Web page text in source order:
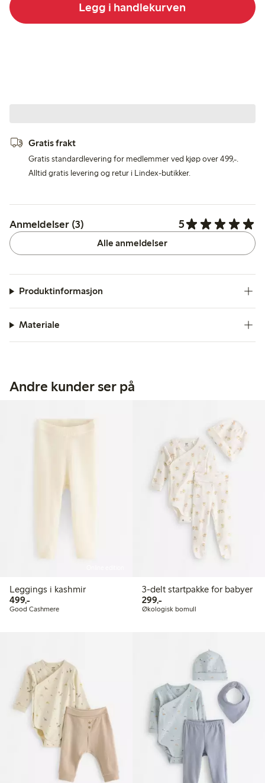
Legg i handlekurven
Gratis frakt
Gratis standardlevering for medlemmer ved kjøp over 499,-.
Alltid gratis levering og retur i Lindex-butikker.
Anmeldelser (3) 5
Alle anmeldelser
Produktinformasjon
Materiale
Andre kunder ser på
Leggings i kashmir
499,-499,00 kr
Good Cashmere
3-delt startpakke for babyer
299,-299,00 kr
Økologisk bomull